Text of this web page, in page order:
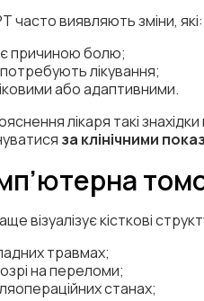
часто виявляють зміни, які:
причиною болю;
лікування;
або адаптивними.
лікаря такі
за клінічними
візуалізує кісткові
травмах;
на переломи;
станах;